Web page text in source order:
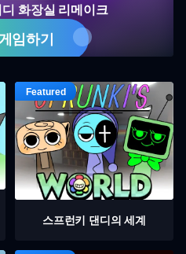
화장실 리메이크
임하기
스프런키 댄디의 세계